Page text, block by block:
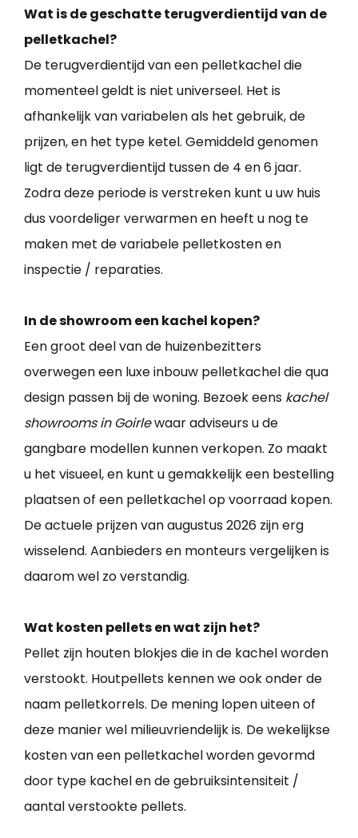
Wat is de geschatte terugverdientijd van de
pelletkachel?
De terugverdientijd van een pelletkachel die
momenteel geldt is niet universeel. Het is
afhankelijk van variabelen als het gebruik, de
prijzen, en het type ketel. Gemiddeld genomen
ligt de terugverdientijd tussen de 4 en 6 jaar.
Zodra deze periode is verstreken kunt u uw huis
dus voordeliger verwarmen en heeft u nog te
maken met de variabele pelletkosten en
inspectie / reparaties.
In de showroom een kachel kopen?
Een groot deel van de huizenbezitters
overwegen een luxe inbouw pelletkachel die qua
design passen bij de woning. Bezoek eens kachel
showrooms in Goirlewaar adviseurs u de
gangbare modellen kunnen verkopen. Zo maakt
u het visueel, en kunt u gemakkelijk een bestelling
plaatsen of een pelletkachel op voorraad kopen.
De actuele prijzen van augustus 2026 zijn erg
wisselend. Aanbieders en monteurs vergelijken is
daarom wel zo verstandig.
Wat kosten pellets en wat zijn het?
Pellet zijn houten blokjes die in de kachel worden
verstookt. Houtpellets kennen we ook onder de
naam pelletkorrels. De mening lopen uiteen of
deze manier wel milieuvriendelijk is. De wekelijkse
kosten van een pelletkachel worden gevormd
door type kachel en de gebruiksintensiteit /
aantal verstookte pellets.